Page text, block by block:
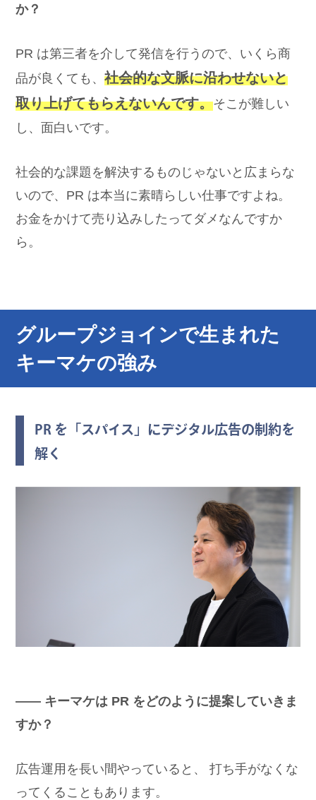
か？
PR は第三者を介して発信を行うので、いくら商
品が良くても、社会的な文脈に沿わせないと
取り上げてもらえないんです。そこが難しい
し、面白いです。
社会的な課題を解決するものじゃないと広まらな
いので、PR は本当に素晴らしい仕事ですよね。
お金をかけて売り込みしたってダメなんですか
ら。
グループジョインで生まれた
キーマケの強み
PR を「スパイス」にデジタル広告の制約を
解く
―― キーマケは PR をどのように提案していきま
すか？
広告運用を長い間やっていると、 打ち手がなくな
ってくることもあります。